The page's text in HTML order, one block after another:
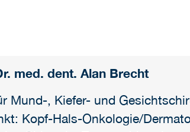
med. dent. Alan Brecht
Mund-, Kiefer- und
Kopf-Hals-Onkologie/